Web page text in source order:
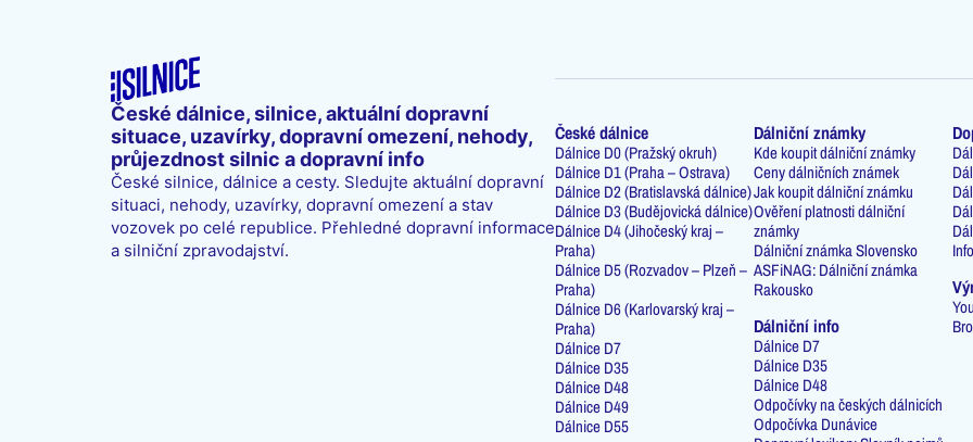
České dálnice, silnice, aktuální dopravní
situace, uzavírky, dopravní omezení, nehody,
průjezdnost silnic a dopravní info
České silnice, dálnice a cesty. Sledujte aktuální dopravní
situaci, nehody, uzavírky, dopravní omezení a stav
vozovek po celé republice. Přehledné dopravní informace
a silniční zpravodajství.
České dálnice
Dálnice D0 (Pražský okruh)
Dálnice D1 (Praha – Ostrava)
Dálnice D2 (Bratislavská dálnice)
Dálnice D3 (Budějovická dálnice)
Dálnice D4 (Jihočeský kraj –
Praha)
Dálnice D5 (Rozvadov – Plzeň –
Praha)
Dálnice D6 (Karlovarský kraj –
Praha)
Dálnice D7
Dálnice D35
Dálnice D48
Dálnice D49
Dálnice D55
Dálniční známky
Kde koupit dálniční známky
Ceny dálničních známek
Jak koupit dálniční známku
Ověření platnosti dálniční
známky
Dálniční známka Slovensko
ASFiNAG: Dálniční známka
Rakousko
Dálniční info
Dálnice D7
Dálnice D35
Dálnice D48
Odpočívky na českých dálnicích
Odpočívka Dunávice